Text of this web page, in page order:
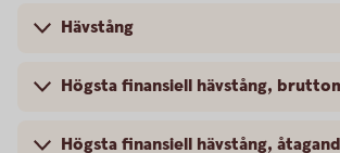
Hävstång
Högsta finansiell hävstång,
Högsta finansiell hävstång,